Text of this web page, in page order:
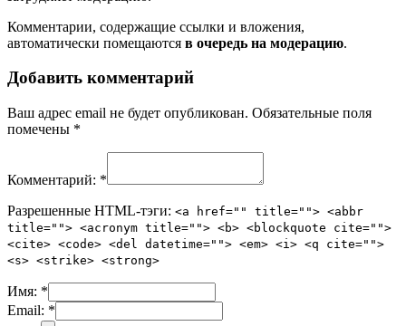
Комментарии, содержащие ссылки и вложения,
автоматически помещаются в очередь на модерацию.
Добавить комментарий
Ваш адрес email не будет опубликован. Обязательные поля
помечены *
Комментарий: *
Разрешенные HTML-тэги: <a href="" title=""> <abbr
title=""> <acronym title=""> <b> <blockquote cite="">
<cite> <code> <del datetime=""> <em> <i> <q cite="">
<s> <strike> <strong>
Имя: *
Email: *